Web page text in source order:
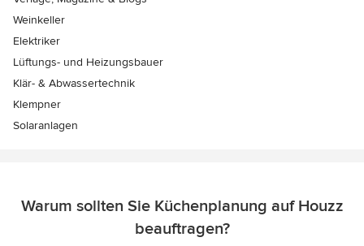
Weinkeller
Elektriker
Lüftungs- und Heizungsbauer
Klär- & Abwassertechnik
Klempner
Solaranlagen
Warum sollten Sie Küchenplanung auf Houzz
beauftragen?